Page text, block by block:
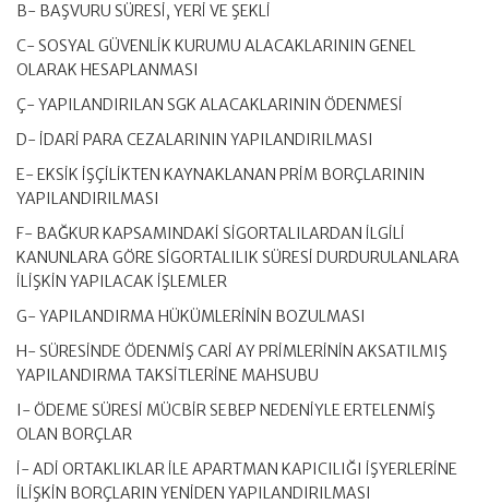
B- BAŞVURU SÜRESİ, YERİ VE ŞEKLİ
C- SOSYAL GÜVENLİK KURUMU ALACAKLARININ GENEL
OLARAK HESAPLANMASI
Ç- YAPILANDIRILAN SGK ALACAKLARININ ÖDENMESİ
D- İDARİ PARA CEZALARININ YAPILANDIRILMASI
E- EKSİK İŞÇİLİKTEN KAYNAKLANAN PRİM BORÇLARININ
YAPILANDIRILMASI
F- BAĞKUR KAPSAMINDAKİ SİGORTALILARDAN İLGİLİ
KANUNLARA GÖRE SİGORTALILIK SÜRESİ DURDURULANLARA
İLİŞKİN YAPILACAK İŞLEMLER
G- YAPILANDIRMA HÜKÜMLERİNİN BOZULMASI
H- SÜRESİNDE ÖDENMİŞ CARİ AY PRİMLERİNİN AKSATILMIŞ
YAPILANDIRMA TAKSİTLERİNE MAHSUBU
I- ÖDEME SÜRESİ MÜCBİR SEBEP NEDENİYLE ERTELENMİŞ
OLAN BORÇLAR
İ- ADİ ORTAKLIKLAR İLE APARTMAN KAPICILIĞI İŞYERLERİNE
İLİŞKİN BORÇLARIN YENİDEN YAPILANDIRILMASI